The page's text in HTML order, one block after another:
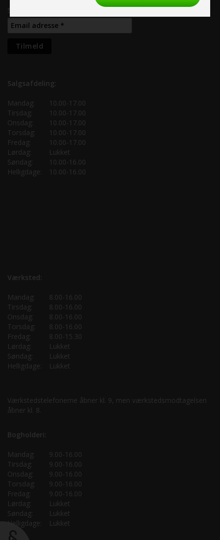
Samtykke til nyhedsbrev
Salgsafdeling:
Mandag:
10.00-17.00
Tirsdag:
10.00-17.00
Onsdag:
10.00-17.00
Torsdag:
10.00-17.00
Fredag:
10.00-17.00
Lørdag:
Lukket
Søndag:
10.00-16.00
Helligdage:
10.00-16.00
Værksted:
Mandag:
8.00-16.00
Tirsdag:
8.00-16.00
Onsdag:
8.00-16.00
Torsdag:
8.00-16.00
Fredag:
8.00-15.30
Lørdag:
Lukket
Søndag:
Lukket
Helligdage:
Lukket
Værkstedstelefonerne åbner kl. 9, men værkstedsmodtagelsen
åbner kl. 8.
Bogholderi:
Mandag:
9.00-16.00
Tirsdag:
9.00-16.00
Onsdag:
9.00-16.00
Torsdag:
9.00-16.00
Fredag:
9.00-16.00
Lørdag:
Lukket
Søndag:
Lukket
Helligdage:
Lukket